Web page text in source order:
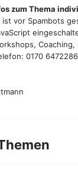
zum Thema
vor Spambots
0170 6472286